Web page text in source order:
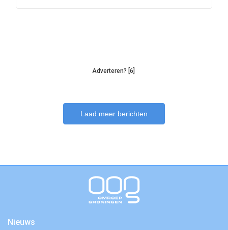
Adverteren? [6]
Laad meer berichten
Nieuws